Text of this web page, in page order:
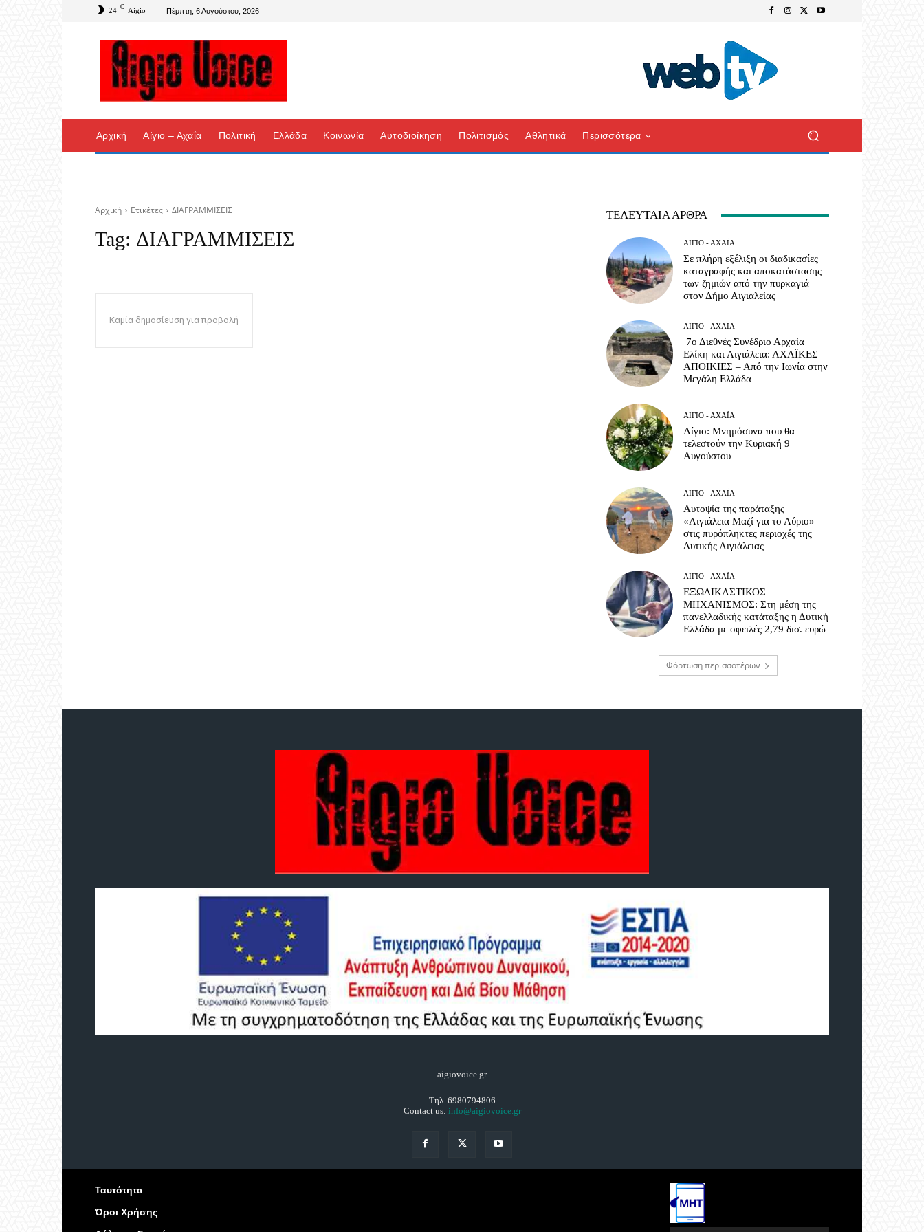
24 C Aigio Πέμπτη, 6 Αυγούστου, 2026
Αρχική Αίγιο – Αχαΐα Πολιτική Ελλάδα Κοινωνία Αυτοδιοίκηση Πολιτισμός Αθλητικά Περισσότερα
Αρχική Ετικέτες ΔΙΑΓΡΑΜΜΙΣΕΙΣ
Tag: ΔΙΑΓΡΑΜΜΙΣΕΙΣ
Καμία δημοσίευση για προβολή
ΤΕΛΕΥΤΑΊΑ ΆΡΘΡΑ
ΑΊΓΙΟ - ΑΧΑΪ́Α
Σε πλήρη εξέλιξη οι διαδικασίες
καταγραφής και αποκατάστασης
των ζημιών από την πυρκαγιά
στον Δήμο Αιγιαλείας
ΑΊΓΙΟ - ΑΧΑΪ́Α
7ο Διεθνές Συνέδριο Αρχαία
Ελίκη και Αιγιάλεια: ΑΧΑΪΚΕΣ
ΑΠΟΙΚΙΕΣ – Από την Ιωνία στην
Μεγάλη Ελλάδα
ΑΊΓΙΟ - ΑΧΑΪ́Α
Αίγιο: Μνημόσυνα που θα
τελεστούν την Κυριακή 9
Αυγούστου
ΑΊΓΙΟ - ΑΧΑΪ́Α
Αυτοψία της παράταξης
«Αιγιάλεια Μαζί για το Αύριο»
στις πυρόπληκτες περιοχές της
Δυτικής Αιγιάλειας
ΑΊΓΙΟ - ΑΧΑΪ́Α
ΕΞΩΔΙΚΑΣΤΙΚΟΣ
ΜΗΧΑΝΙΣΜΟΣ: Στη μέση της
πανελλαδικής κατάταξης η Δυτική
Ελλάδα με οφειλές 2,79 δισ. ευρώ
Φόρτωση περισσοτέρων
aigiovoice.gr
Τηλ. 6980794806
Contact us: info@aigiovoice.gr
Ταυτότητα
Όροι Χρήσης